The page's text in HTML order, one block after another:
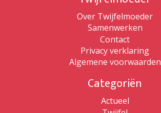
Over Twijfelmoeder
Samenwerken
Contact
Privacy verklaring
Algemene voorwaarden
Categoriën
Actueel